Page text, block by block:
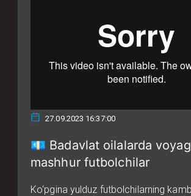
27.09.2023 16:37:00
💶 Badavlat oilalarda
mashhur futbolchilar
Ko‘pgina yulduz futbolchilarning